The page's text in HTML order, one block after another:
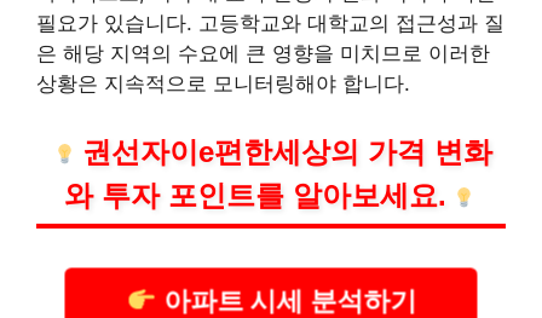
필요가 있습니다. 고등학교와 대학교의 접근성과 질
은 해당 지역의 수요에 큰 영향을 미치므로 이러한
상황은 지속적으로 모니터링해야 합니다.
권선자이e편한세상의 가격 변화
와 투자 포인트를 알아보세요.
아파트 시세 분석하기